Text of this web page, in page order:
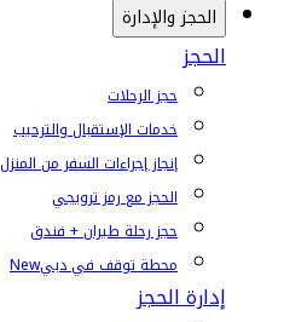
الحجز والإدارة
الحجز
حجز الرحلات
خدمات الإستقبال والترحيب
إنجاز إجراءات السفر من المنزل
الحجز مع رمز ترويجي
حجز رحلة طيران + فندق
محطة توقف في دبيNew
إدارة الحجز